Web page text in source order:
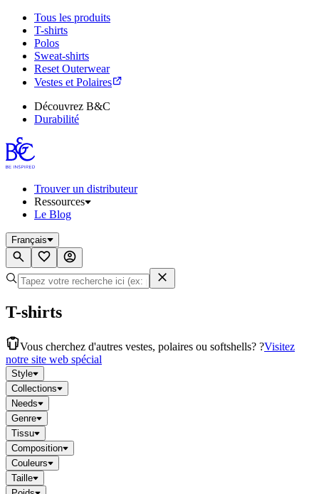
Tous les produits
T-shirts
Polos
Sweat-shirts
Reset Outerwear
Vestes et Polaires
Découvrez B&C
Durabilité
Trouver un distributeur
Ressources
Le Blog
Français
T-shirts
Vous cherchez d'autres vestes, polaires ou softshells? ?Visitez
notre site web spécial
Style
Collections
Needs
Genre
Tissu
Composition
Couleurs
Taille